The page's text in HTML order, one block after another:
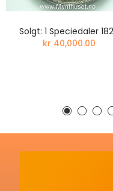
Solgt: 1 Speciedaler
kr 40,000.00